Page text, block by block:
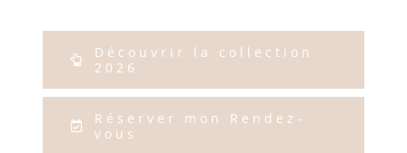
Découvrir la collection
2026
Réserver mon Rendez-
vous